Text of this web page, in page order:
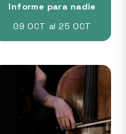
Informe para nadie
09 OCT al 25 OCT